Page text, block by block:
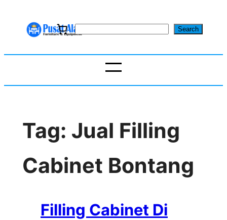
S
r
Search
Tag: Jual Filling
Cabinet Bontang
Filling Cabinet Di